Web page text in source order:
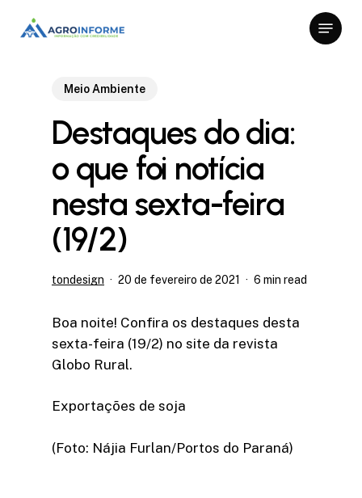
Menu
Meio Ambiente
Destaques do dia:
o que foi notícia
nesta sexta-feira
(19/2)
tondesign 20 de fevereiro de 2021 6 min read
Boa noite! Confira os destaques desta
sexta-feira (19/2) no site da revista
Globo Rural.
Exportações de soja
(Foto: Nájia Furlan/Portos do Paraná)